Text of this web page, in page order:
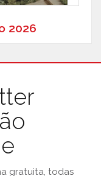
2026
gratuita, todas